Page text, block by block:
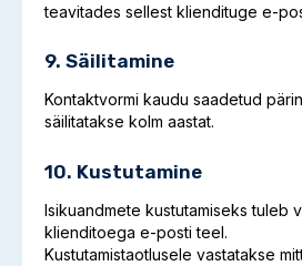
teavitades sellest kliendituge e-
9. Säilitamine
Kontaktvormi kaudu saadetud
säilitatakse kolm aastat.
10. Kustutamine
Isikuandmete kustutamiseks tuleb
klienditoega e-posti teel.
Kustutamistaotlusele vastatakse